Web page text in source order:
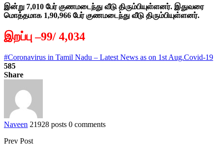
இன்று 7,010 பேர் குணமடைந்து வீடு திரும்பியுள்ளனர். இதுவரை
மொத்தமாக 1,90,966 பேர் குணமடைந்து வீடு திரும்பியுள்ளனர்.
இறப்பு –99/ 4,034
#Coronavirus in Tamil Nadu – Latest News as on 1st Aug.Covid-19
585
Share
Naveen 21928 posts 0 comments
Prev Post